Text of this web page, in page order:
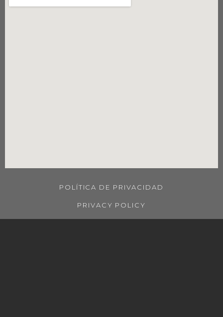
POLÍTICA DE PRIVACIDAD
PRIVACY POLICY